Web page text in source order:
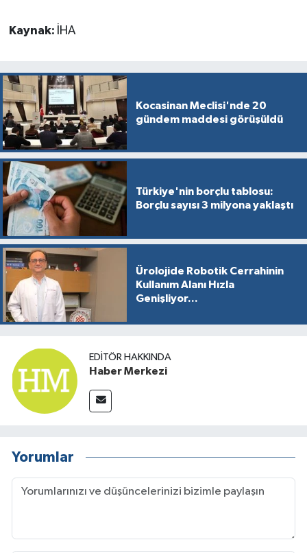
Kaynak: İHA
Kocasinan Meclisi'nde 20
gündem maddesi görüşüldü
Türkiye'nin borçlu tablosu:
Borçlu sayısı 3 milyona yaklaştı
Ürolojide Robotik Cerrahinin
Kullanım Alanı Hızla
Genişliyor...
EDITÖR HAKKINDA
Haber Merkezi
Yorumlar